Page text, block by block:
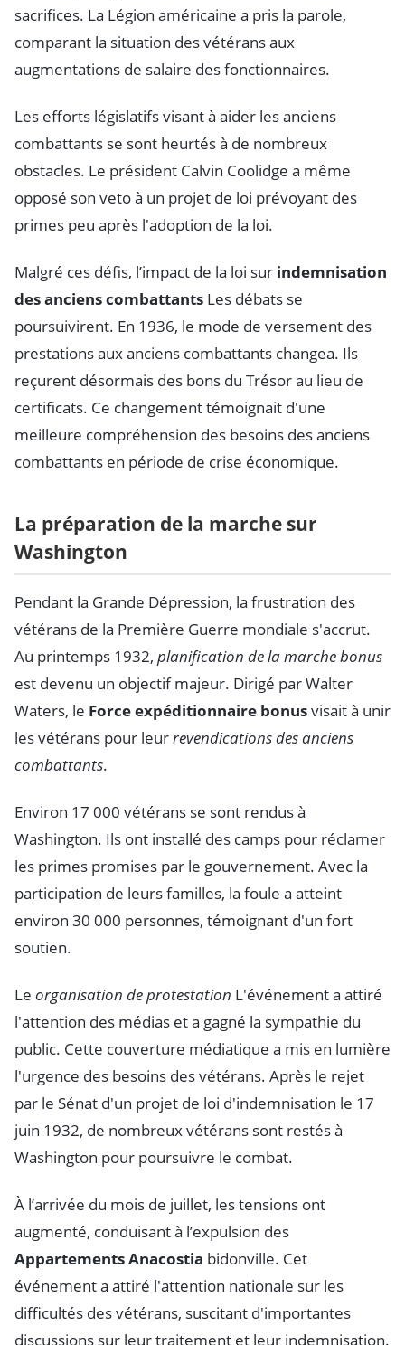
sacrifices. La Légion américaine a pris la parole,
comparant la situation des vétérans aux
augmentations de salaire des fonctionnaires.
Les efforts législatifs visant à aider les anciens
combattants se sont heurtés à de nombreux
obstacles. Le président Calvin Coolidge a même
opposé son veto à un projet de loi prévoyant des
primes peu après l'adoption de la loi.
Malgré ces défis, l’impact de la loi sur indemnisation
des anciens combattants Les débats se
poursuivirent. En 1936, le mode de versement des
prestations aux anciens combattants changea. Ils
reçurent désormais des bons du Trésor au lieu de
certificats. Ce changement témoignait d'une
meilleure compréhension des besoins des anciens
combattants en période de crise économique.
La préparation de la marche sur
Washington
Pendant la Grande Dépression, la frustration des
vétérans de la Première Guerre mondiale s'accrut.
Au printemps 1932, planification de la marche bonus
est devenu un objectif majeur. Dirigé par Walter
Waters, le Force expéditionnaire bonusvisait à unir
les vétérans pour leurrevendications des anciens
combattants.
Environ 17 000 vétérans se sont rendus à
Washington. Ils ont installé des camps pour réclamer
les primes promises par le gouvernement. Avec la
participation de leurs familles, la foule a atteint
environ 30 000 personnes, témoignant d'un fort
soutien.
Le organisation de protestation L'événement a attiré
l'attention des médias et a gagné la sympathie du
public. Cette couverture médiatique a mis en lumière
l'urgence des besoins des vétérans. Après le rejet
par le Sénat d'un projet de loi d'indemnisation le 17
juin 1932, de nombreux vétérans sont restés à
Washington pour poursuivre le combat.
À l’arrivée du mois de juillet, les tensions ont
augmenté, conduisant à l’expulsion des
Appartements Anacostia bidonville. Cet
événement a attiré l'attention nationale sur les
difficultés des vétérans, suscitant d'importantes
discussions sur leur traitement et leur indemnisation.